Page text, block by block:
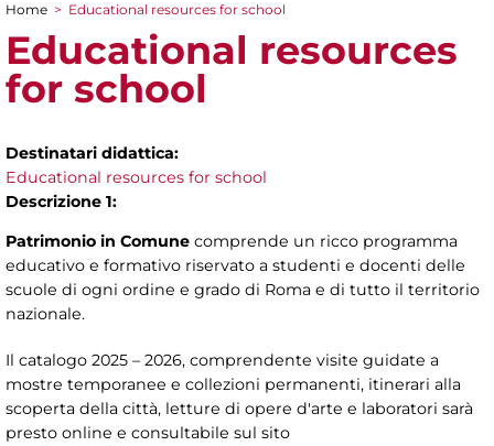
You are here
Home > Educational resources for school
Educational resources
for school
Destinatari didattica:
Educational resources for school
Descrizione 1:
Patrimonio in Comune comprende un ricco programma
educativo e formativo riservato a studenti e docenti delle
scuole di ogni ordine e grado di Roma e di tutto il territorio
nazionale.
Il catalogo 2025 – 2026, comprendente visite guidate a
mostre temporanee e collezioni permanenti, itinerari alla
scoperta della città, letture di opere d'arte e laboratori sarà
presto online e consultabile sul sito